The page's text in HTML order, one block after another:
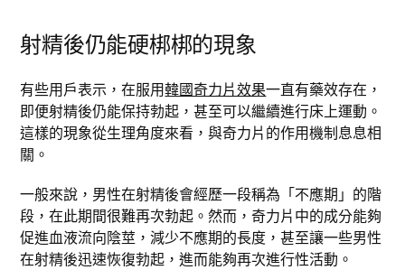
射精後仍能硬梆梆的現象
有些用戶表示，在服用韓國奇力片效果一直有藥效存在，
即便射精後仍能保持勃起，甚至可以繼續進行床上運動。
這樣的現象從生理角度來看，與奇力片的作用機制息息相
關。
一般來說，男性在射精後會經歷一段稱為「不應期」的階
段，在此期間很難再次勃起。然而，奇力片中的成分能夠
促進血液流向陰莖，減少不應期的長度，甚至讓一些男性
在射精後迅速恢復勃起，進而能夠再次進行性活動。